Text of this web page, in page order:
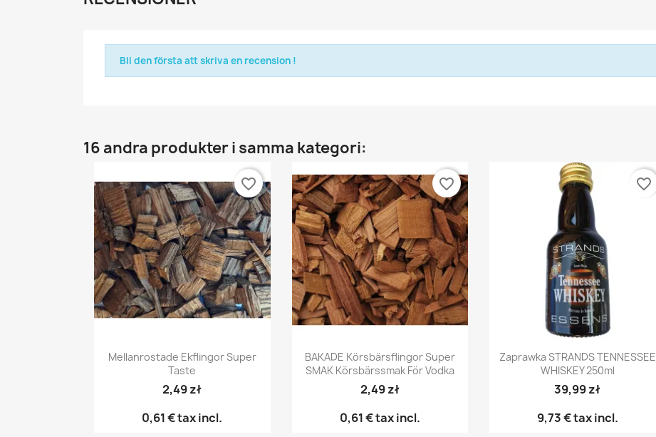
Bli den första att skriva en recension !
16 andra produkter i samma kategori:
Snabbvy
Mellanrostade Ekflingor Super
Taste
2,49 zł
0,61 €tax incl.
favorite_border
Snabbvy
BAKADE Körsbärsflingor Super
SMAK Körsbärssmak För Vodka
2,49 zł
0,61 €tax incl.
favorite_border
Snabbvy
Zaprawka STRANDS TENNESSEE
WHISKEY 250ml
39,99 zł
9,73 €tax incl.
favorite_border